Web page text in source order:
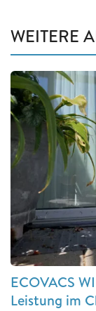
WEITERE
ECOVACS
Leistung im